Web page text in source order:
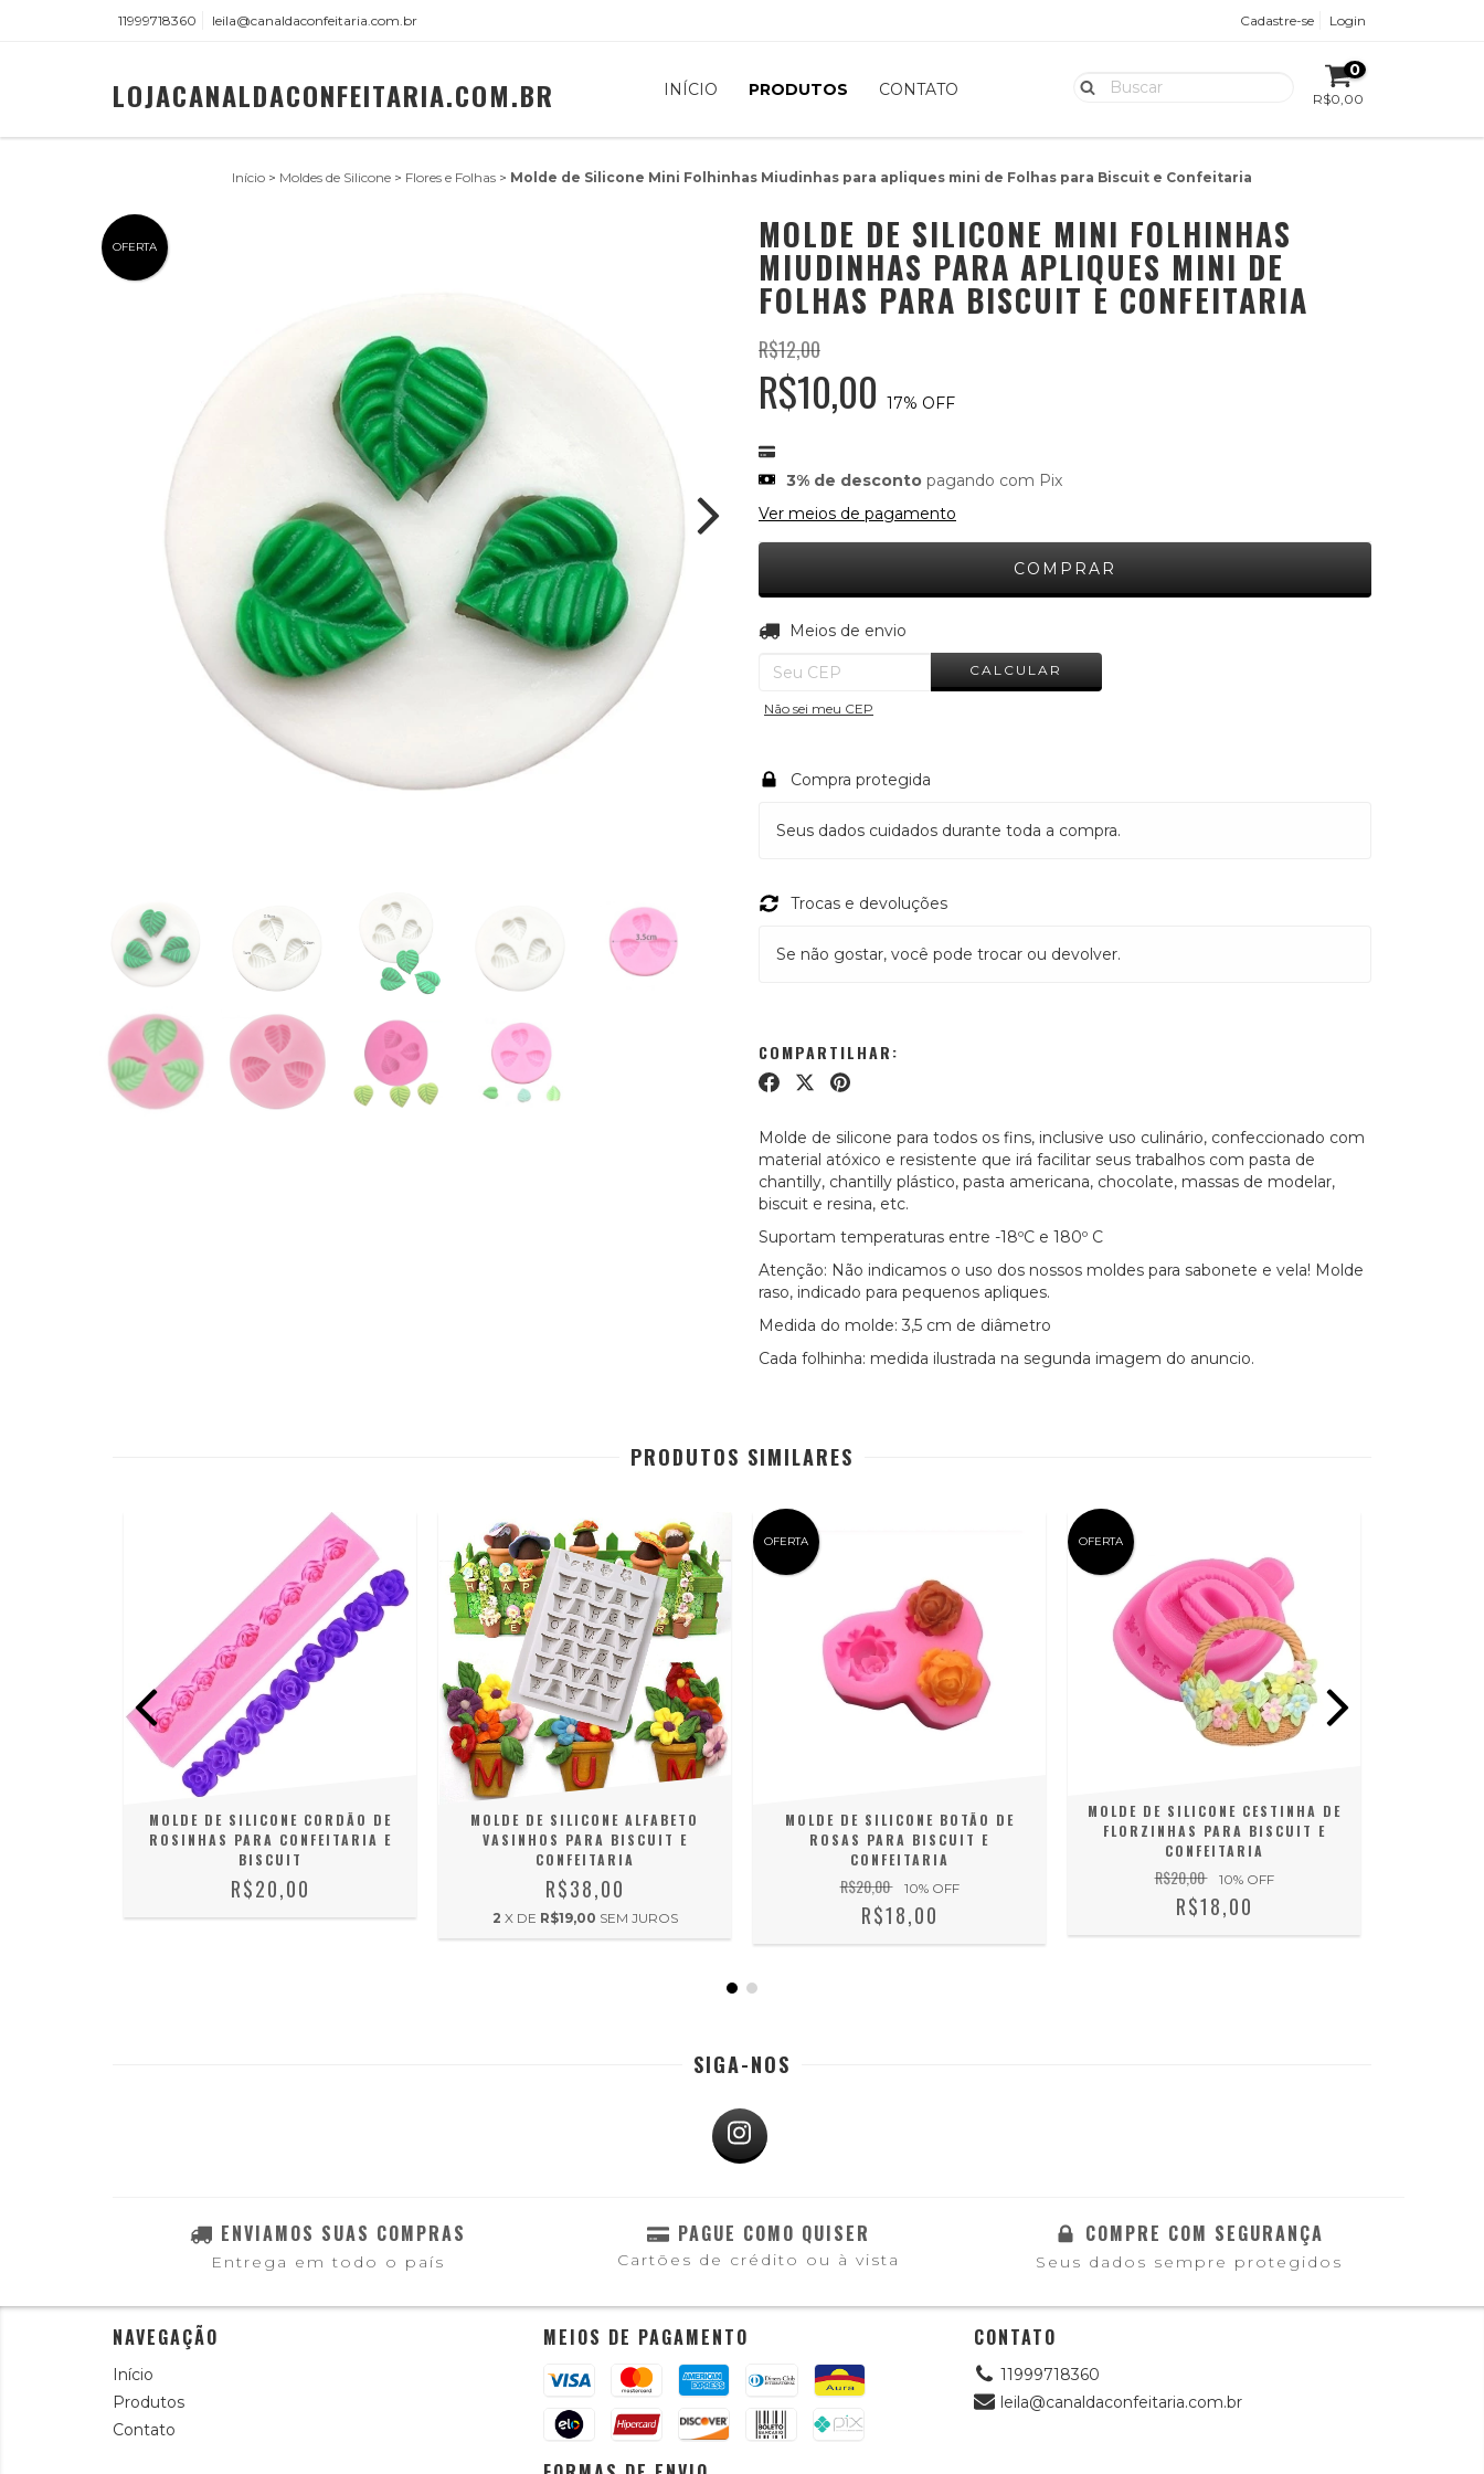
11999718360 leila@canaldaconfeitaria.com.br Cadastre-se Login
LOJACANALDACONFEITARIA.COM.BR INÍCIO PRODUTOS CONTATO
0
R$0,00
Início > Moldes de Silicone > Flores e Folhas > Molde de Silicone Mini Folhinhas Miudinhas para apliques mini de Folhas para Biscuit e Confeitaria
OFERTA MOLDE DE SILICONE MINI FOLHINHAS
MIUDINHAS PARA APLIQUES MINI DE
FOLHAS PARA BISCUIT E CONFEITARIA
R$12,00
R$10,00 17% OFF
3% de desconto pagando com Pix
Ver meios de pagamento
Entregas para o CEP:
Meios de envio
CALCULAR
Não sei meu CEP
Compra protegida
Seus dados cuidados durante toda a compra.
Trocas e devoluções
Se não gostar, você pode trocar ou devolver.
COMPARTILHAR:
Molde de silicone para todos os fins, inclusive uso culinário, confeccionado com
material atóxico e resistente que irá facilitar seus trabalhos com pasta de
chantilly, chantilly plástico, pasta americana, chocolate, massas de modelar,
biscuit e resina, etc.
Suportam temperaturas entre -18ºC e 180º C
Atenção: Não indicamos o uso dos nossos moldes para sabonete e vela! Molde
raso, indicado para pequenos apliques.
Medida do molde: 3,5 cm de diâmetro
Cada folhinha: medida ilustrada na segunda imagem do anuncio.
PRODUTOS SIMILARES
MOLDE DE SILICONE CORDÃO DE
ROSINHAS PARA CONFEITARIA E
BISCUIT
R$20,00
MOLDE DE SILICONE ALFABETO
VASINHOS PARA BISCUIT E
CONFEITARIA
R$38,00
2 X DE R$19,00 SEM JUROS
OFERTA
MOLDE DE SILICONE BOTÃO DE
ROSAS PARA BISCUIT E
CONFEITARIA
R$20,00 10% OFF
R$18,00
OFERTA
MOLDE DE SILICONE CESTINHA DE
FLORZINHAS PARA BISCUIT E
CONFEITARIA
R$20,00 10% OFF
R$18,00
SIGA-NOS
ENVIAMOS SUAS COMPRAS
Entrega em todo o país
PAGUE COMO QUISER
Cartões de crédito ou à vista
COMPRE COM SEGURANÇA
Seus dados sempre protegidos
NAVEGAÇÃO
Início
Produtos
Contato
MEIOS DE PAGAMENTO CONTATO
11999718360
leila@canaldaconfeitaria.com.br